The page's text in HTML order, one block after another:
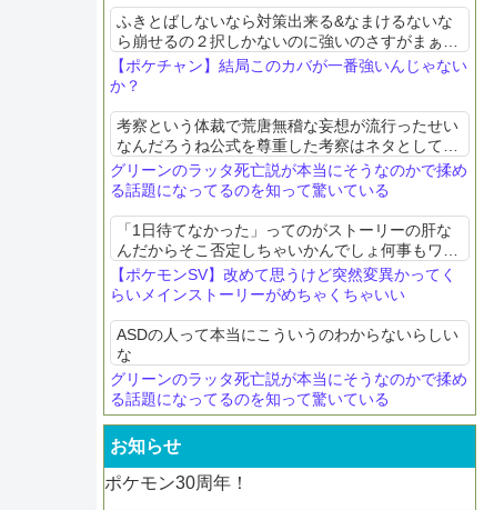
ふきとばしないなら対策出来る&なまけるないな
ら崩せるの２択しかないのに強いのさすがまぁス
テロ切ってふきとばしあくび怠けるとかも居るけ
ど
【ポケチャン】結局このカバが一番強いんじゃない
か？
考察という体裁で荒唐無稽な妄想が流行ったせい
なんだろうね公式を尊重した考察はネタとして楽
しんでいきたい
グリーンのラッタ死亡説が本当にそうなのかで揉め
る話題になってるのを知って驚いている
「1日待てなかった」ってのがストーリーの肝な
んだからそこ否定しちゃいかんでしょ何事もワン
マンで誰よりもガラルの未来を憂ていた人が狂っ
てしまう話なんだから
【ポケモンSV】改めて思うけど突然変異かってく
らいメインストーリーがめちゃくちゃいい
ASDの人って本当にこういうのわからないらしい
な
グリーンのラッタ死亡説が本当にそうなのかで揉め
る話題になってるのを知って驚いている
お知らせ
ポケモン30周年！